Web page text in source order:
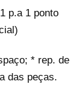
p.a 1 ponto
* rep. de
das peças.